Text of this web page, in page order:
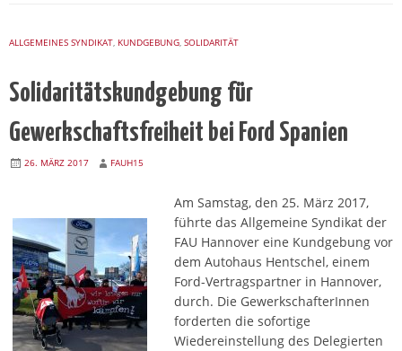
ALLGEMEINES SYNDIKAT, KUNDGEBUNG, SOLIDARITÄT
Solidaritätskundgebung für
Gewerkschaftsfreiheit bei Ford Spanien
26. MÄRZ 2017 FAUH15
Am Samstag, den 25. März 2017,
führte das Allgemeine Syndikat der
FAU Hannover eine Kundgebung vor
dem Autohaus Hentschel, einem
Ford-Vertragspartner in Hannover,
durch. Die GewerkschafterInnen
forderten die sofortige
Wiedereinstellung des Delegierten